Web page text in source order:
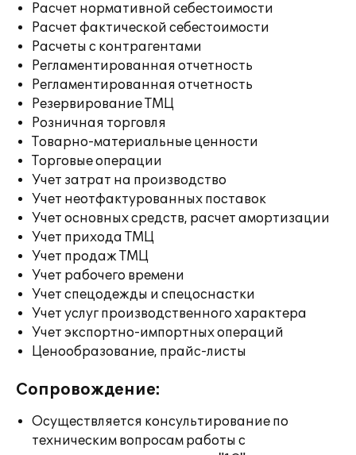
Расчет нормативной себестоимости
Расчет фактической себестоимости
Расчеты с контрагентами
Регламентированная отчетность
Регламентированная отчетность
Резервирование ТМЦ
Розничная торговля
Товарно-материальные ценности
Торговые операции
Учет затрат на производство
Учет неотфактурованных поставок
Учет основных средств, расчет амортизации
Учет прихода ТМЦ
Учет продаж ТМЦ
Учет рабочего времени
Учет спецодежды и спецоснастки
Учет услуг производственного характера
Учет экспортно-импортных операций
Ценообразование, прайс-листы
Сопровождение:
Осуществляется консультирование по
техническим вопросам работы с